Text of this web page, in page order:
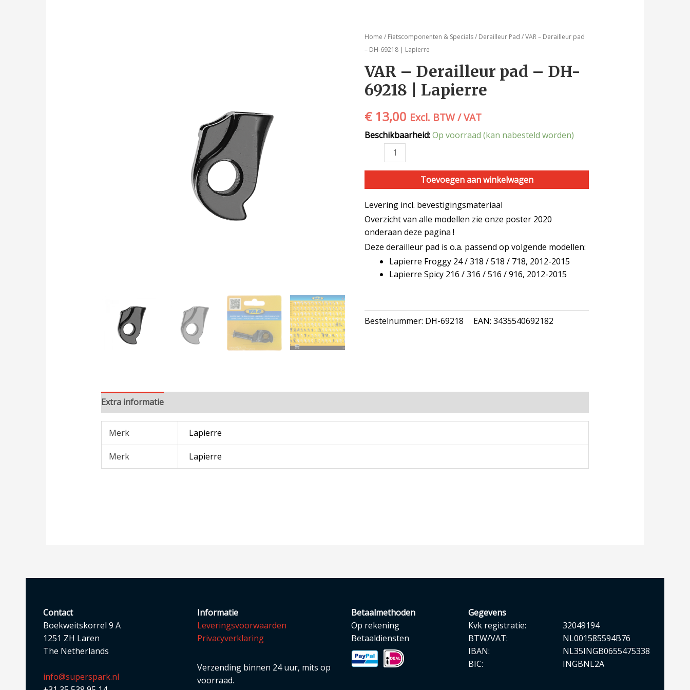
Home / Fietscomponenten & Specials/ Derailleur Pad / VAR – Derailleur pad
– DH-69218 | Lapierre
VAR – Derailleur pad – DH-
69218 | Lapierre
€13,00 Excl. BTW / VAT
Beschikbaarheid:Op voorraad (kan nabesteld worden)
VAR
-
pad
-
DH-
69218
Lapierre
Toevoegen aan winkelwagen
Levering incl. bevestigingsmateriaal
Overzicht van alle modellen zie onze poster 2020
onderaan deze pagina !
Deze derailleur pad is o.a. passend op volgende modellen:
Lapierre Froggy 24 / 318 / 518 / 718, 2012-2015
Lapierre Spicy 216 / 316 / 516 / 916, 2012-2015
Bestelnummer: DH-69218 EAN:3435540692182
Extra informatie
Merk Lapierre
Merk Lapierre
Contact
Boekweitskorrel 9 A
1251 ZH Laren
The Netherlands
info@superspark.nl
Informatie
Leveringsvoorwaarden
Privacyverklaring
Verzending binnen 24 uur, mits op
voorraad.
Betaalmethoden
Op rekening
Betaaldiensten
Gegevens
Kvk registratie:
BTW/VAT:
IBAN:
BIC:
32049194
NL001585594B76
NL35INGB0655475338
INGBNL2A